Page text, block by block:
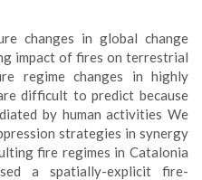
changes in global change
impact of fires on terrestrial
regime changes in highly
difficult to predict because
by human activities We
strategies in synergy
fire regimes in Catalonia
a spatially-explicit fire-